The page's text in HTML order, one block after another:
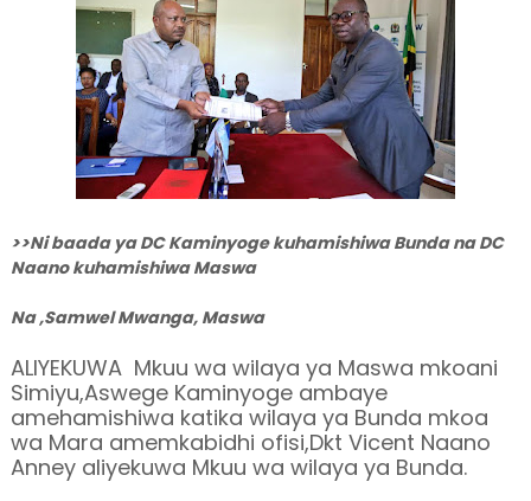
>>Ni baada ya DC Kaminyoge kuhamishiwa Bunda na DC
Naano kuhamishiwa Maswa
Na ,Samwel Mwanga, Maswa
ALIYEKUWA Mkuu wa wilaya ya Maswa mkoani
Simiyu,Aswege Kaminyoge ambaye
amehamishiwa katika wilaya ya Bunda mkoa
wa Mara amemkabidhi ofisi,Dkt Vicent Naano
Anney aliyekuwa Mkuu wa wilaya ya Bunda.